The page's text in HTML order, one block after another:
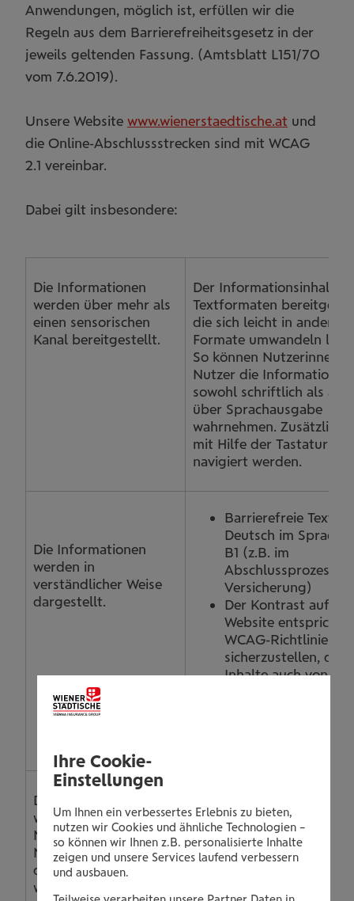
Anwendungen, möglich ist, erfüllen wir die
Regeln aus dem Barrierefreiheitsgesetz in der
jeweils geltenden Fassung. (Amtsblatt L151/70
vom 7.6.2019).
Unsere Website www.wienerstaedtische.at und
die Online-Abschlussstrecken sind mit WCAG
2.1 vereinbar.
Dabei gilt insbesondere:
Die Informationen
werden über mehr als
einen sensorischen
Kanal bereitgestellt.
Der Informationsinhalt
Textformaten
die sich leicht in andere
Formate umwandeln
So können Nutzerinnen
Nutzer die Informationen
sowohl schriftlich als
über Sprachausgabe
wahrnehmen. Zusätzlich
mit Hilfe der Tastatur
navigiert werden.
Die Informationen
werden in
verständlicher Weise
dargestellt.
Barrierefreie Texte
Deutsch im
B1 (z.B. im
Abschlussprozess
Versicherung)
Der Kontrast auf
Website entspricht
WCAG-Richtlinien,
sicherzustellen, dass
Inhalte auch von
Die Informationen
werden den
Nutzerinnen und
Nutzer auf eine Weise
dargestellt, die sie
wahrnehmen können.
Website entspricht
WCAG-Richtlinien,
sicherzustellen, dass
Inhalte auch von
Ihre Cookie-
Einstellungen
Um Ihnen ein verbessertes Erlebnis zu bieten,
nutzen wir Cookies und ähnliche Technologien –
so können wir Ihnen z.B. personalisierte Inhalte
zeigen und unsere Services laufend verbessern
und ausbauen.